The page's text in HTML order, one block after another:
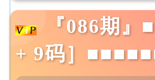
『086期
+ 9码］